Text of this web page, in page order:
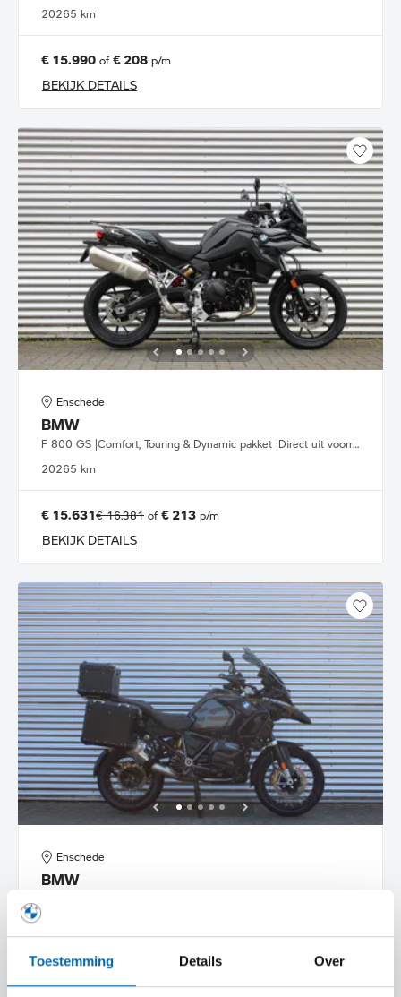
Toestemming Details Over
20265 km
€ 15.990 of € 208 p/m
BEKIJK DETAILS
Enschede
BMW
F 800 GS |Comfort, Touring & Dynamic pakket |Direct uit voorraad leverbaar
20265 km
€ 15.631€ 16.381 of € 213 p/m
BEKIJK DETAILS
Enschede
BMW
€ 18.945of€ 276